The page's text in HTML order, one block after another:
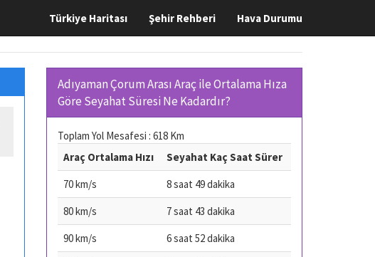
Türkiye Haritası Şehir Rehberi Hava Durumu
Adıyaman Çorum Arası Araç ile Ortalama Hıza
Göre Seyahat Süresi Ne Kadardır?
Toplam Yol Mesafesi : 618 Km
Araç Ortalama Hızı
Seyahat Kaç Saat Sürer
70 km/s
8 saat 49 dakika
80 km/s
7 saat 43 dakika
90 km/s
6 saat 52 dakika